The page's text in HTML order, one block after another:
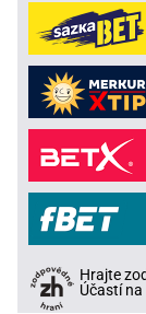
Hrajte
Účastí